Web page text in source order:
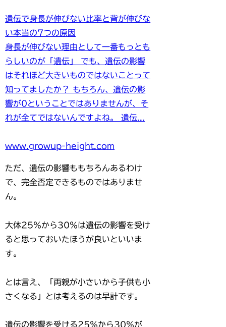
遺伝で身長が伸びない比率と背が伸びな
い本当の7つの原因
身長が伸びない理由として一番もっとも
らしいのが「遺伝」 でも、遺伝の影響
はそれほど大きいものではないことって
知ってましたか？ もちろん、遺伝の影
響が0ということではありませんが、そ
れが全てではないんですよね。 遺伝...
www.growup-height.com
ただ、遺伝の影響ももちろんあるわけ
で、完全否定できるものではありませ
ん。
大体25％から30％は遺伝の影響を受け
ると思っておいたほうが良いといいま
す。
とは言え、「両親が小さいから子供も小
さくなる」とは考えるのは早計です。
遺伝の影響を受ける25％から30％が